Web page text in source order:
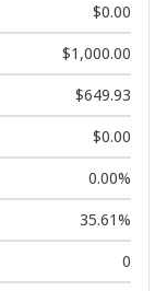
$0.00
$1,000.00
$649.93
$0.00
0.00%
35.61%
0